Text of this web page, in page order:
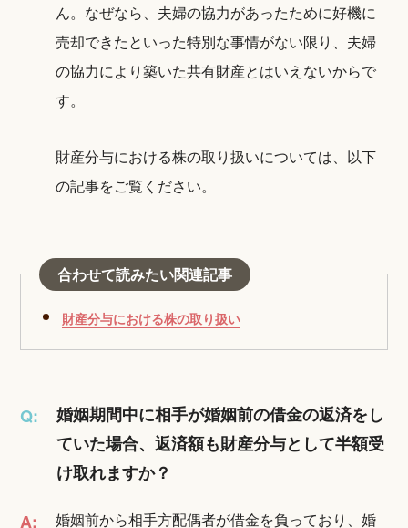
ん。なぜなら、夫婦の協力があったために好機に
売却できたといった特別な事情がない限り、夫婦
の協力により築いた共有財産とはいえないからで
す。
財産分与における株の取り扱いについては、以下
の記事をご覧ください。
合わせて読みたい関連記事
財産分与における株の取り扱い
Q:
婚姻期間中に相手が婚姻前の借金の返済をし
ていた場合、返済額も財産分与として半額受
け取れますか？
A: 婚姻前から相手方配偶者が借金を負っており、婚